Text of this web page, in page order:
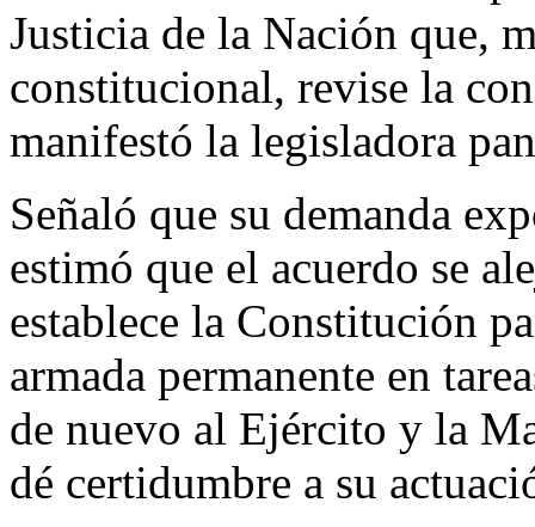
Justicia de la Nación que,
constitucional, revise la
manifestó la legisladora
Señaló que su demanda
estimó que el acuerdo se
establece la Constitución
armada permanente en
de nuevo al Ejército y la
dé certidumbre a su